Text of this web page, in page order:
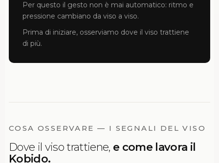
Per questo il gesto non è mai automatico: ritmo e
pressione cambiano da viso a viso.
Prima di iniziare, osserviamo dove il viso trattiene
di più.
COSA OSSERVARE — I SEGNALI DEL VISO
Dove il viso trattiene, e come lavora il
Kobido.